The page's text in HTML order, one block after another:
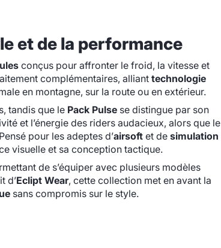
et de la performance
conçus pour affronter le froid, la vitesse et
complémentaires, allianttechnologie
en montagne, sur la route ou en extérieur.
tandis que le Pack Pulse se distingue par son
et l’énergie des riders audacieux, alors que le
pour les adeptes d’airsoft et de simulation
visuelle et sa conception tactique.
de s’équiper avec plusieurs modèles
d’Eclipt Wear, cette collection met en avant la
sans compromis sur le style.